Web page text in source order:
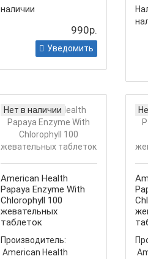
наличии
990р.
Уведомить
Нет в наличии
American Health
Papaya Enzyme With
Chlorophyll 100
жевательных
таблеток
Производитель:
American Health